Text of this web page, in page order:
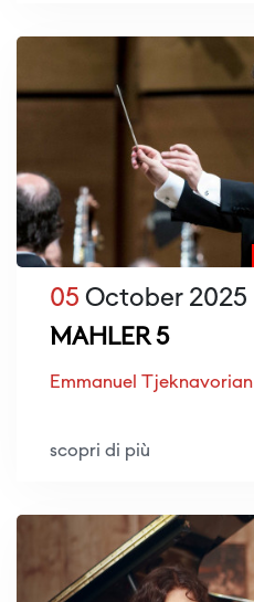
05 October 2025
MAHLER 5
Emmanuel Tjeknavorian
scopri di più